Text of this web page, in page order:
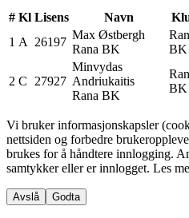
# Kl Lisens Navn
1 A 26197
Max Østbergh
Rana BK
BK
2 C 27927
Minvydas
Andriukaitis
Rana BK
BK
Vi bruker informasjonskapsler
nettsiden og forbedre
brukes for å håndtere innlogging.
samtykker eller er innlogget. Les
Avslå Godta